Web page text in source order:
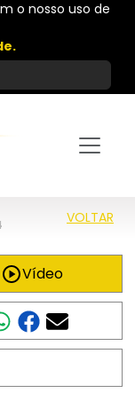
o nosso uso de
VOLTAR
Vídeo